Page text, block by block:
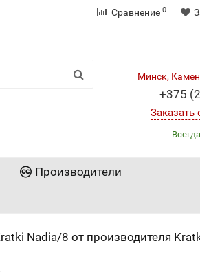
Сравнение 0
Минск,
+375
Заказать
Производители
Nadia/8 от производителя